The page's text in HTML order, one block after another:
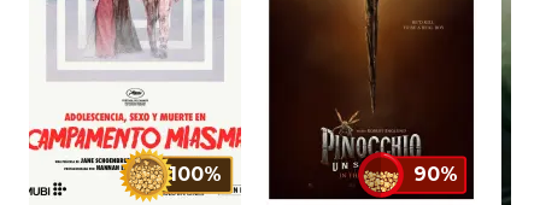
100% 90%